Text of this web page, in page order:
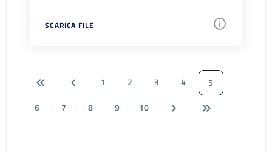
SCARICA FILE
1 2 3 4
5
6
7 8 9 10